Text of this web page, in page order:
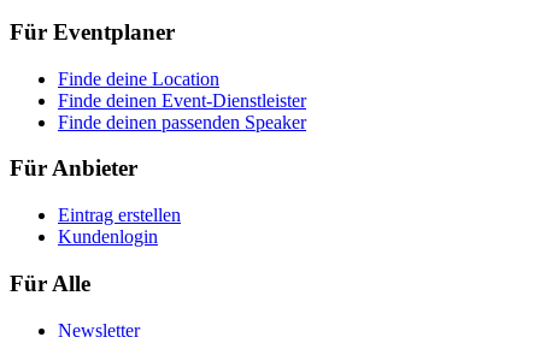
Für Eventplaner
Finde deine Location
Finde deinen Event-Dienstleister
Finde deinen passenden Speaker
Für Anbieter
Eintrag erstellen
Kundenlogin
Für Alle
Newsletter